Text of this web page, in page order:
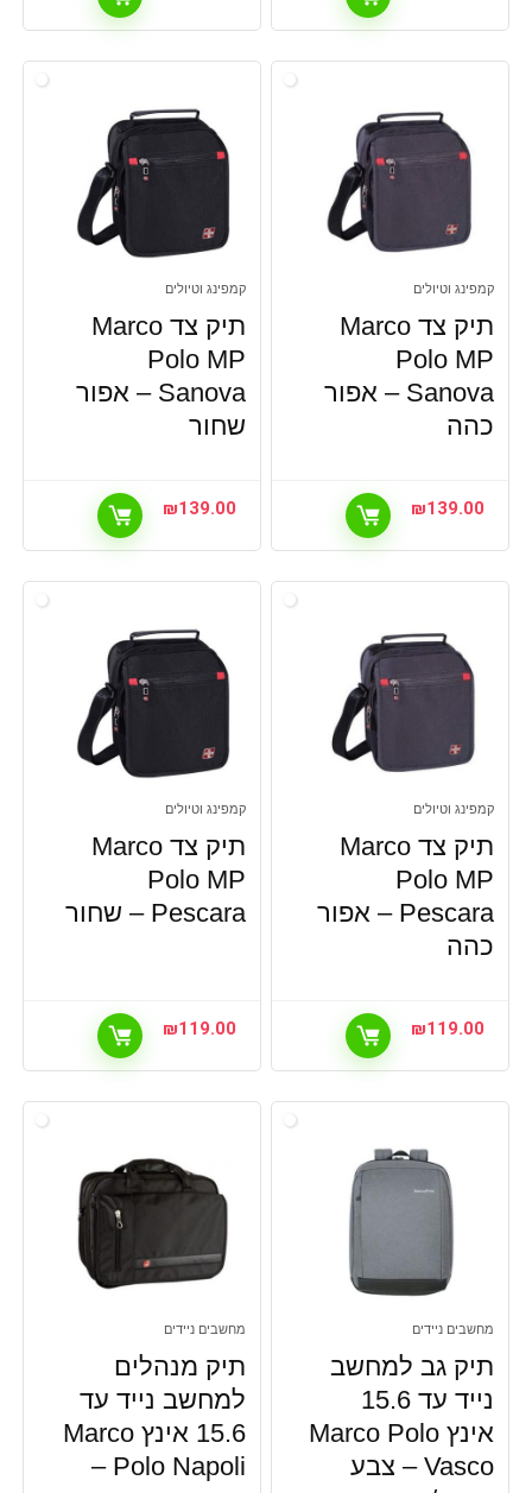
קמפינג וטיולים
תיק צד Marco
Polo MP
Sanova – אפור
כהה
₪139.00
קמפינג וטיולים
תיק צד Marco
Polo MP
Sanova – אפור
שחור
₪139.00
קמפינג וטיולים
תיק צד Marco
Polo MP
Pescara – אפור
כהה
₪119.00
קמפינג וטיולים
תיק צד Marco
Polo MP
Pescara – שחור
₪119.00
מחשבים ניידים
תיק גב למחשב
נייד עד 15.6
אינץ Marco Polo
Vasco – צבע
מחשבים ניידים
תיק מנהלים
למחשב נייד עד
15.6 אינץ Marco
Polo Napoli –